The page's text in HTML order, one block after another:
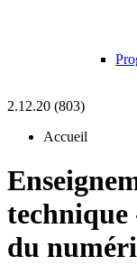
2.12.20 (803)
Accueil
technique
du